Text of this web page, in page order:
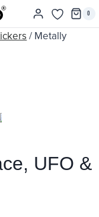
0
/ Metally
UFO &